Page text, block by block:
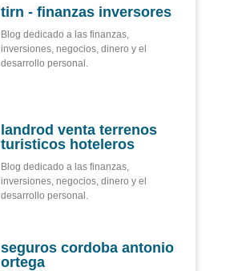
tirn - finanzas inversores
Blog dedicado a las finanzas,
inversiones, negocios, dinero y el
desarrollo personal.
landrod venta terrenos
turisticos hoteleros
Blog dedicado a las finanzas,
inversiones, negocios, dinero y el
desarrollo personal.
seguros cordoba antonio
ortega